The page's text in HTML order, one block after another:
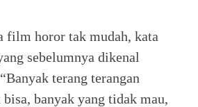
film horor tak mudah, kata
sebelumnya dikenal
terang terangan
banyak yang tidak mau,